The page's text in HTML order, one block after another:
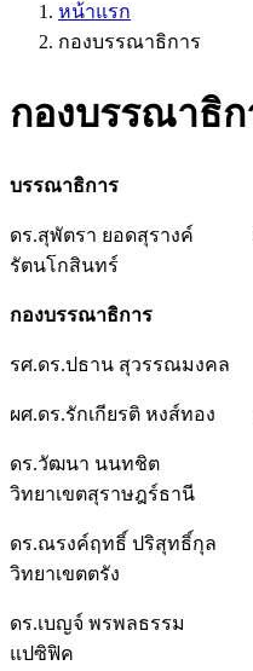
หน้าแรก
กองบรรณาธิการ
กองบรรณาธิก
บรรณาธิการ
ดร.สุพัตรา ยอดสุรางค์ ม
รัตนโกสินทร์
กองบรรณาธิการ
รศ.ดร.ปธาน สุวรรณมงค
ผศ.ดร.รักเกียรติ หงส์ทอง
ดร.วัฒนา นนทชิต มหา
วิทยาเขตสุราษฎร์ธานี
ดร.ณรงค์ฤทธิ์ ปริสุทธิ์กุล
วิทยาเขตตรัง
ดร.เบญจ์ พรพลธรรม ส
แปซิฟิค